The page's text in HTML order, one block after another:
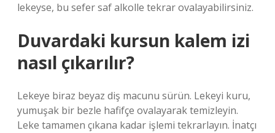
lekeyse, bu sefer saf alkolle tekrar ovalayabilirsiniz.
Duvardaki kursun kalem izi
nasıl çıkarılır?
Lekeye biraz beyaz diş macunu sürün. Lekeyi kuru,
yumuşak bir bezle hafifçe ovalayarak temizleyin.
Leke tamamen çıkana kadar işlemi tekrarlayın. İnatçı